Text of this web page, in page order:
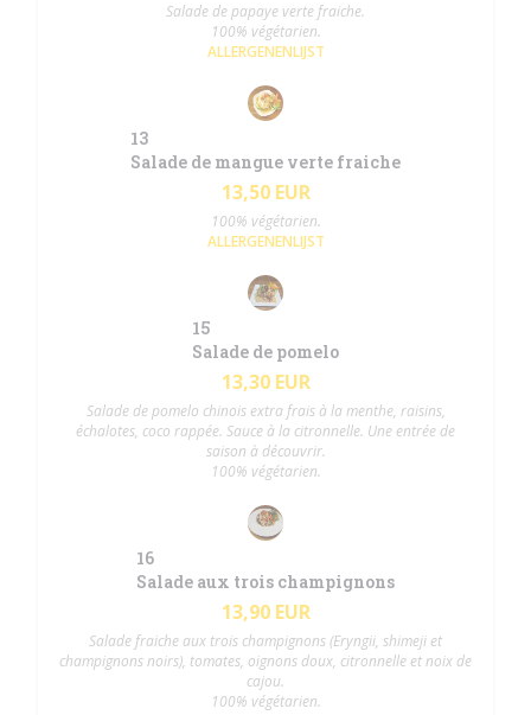
Salade de papaye verte fraiche.
100% végétarien.
ALLERGENENLIJST
13
Salade de mangue verte fraiche
13,50 EUR
100% végétarien.
ALLERGENENLIJST
15
Salade de pomelo
13,30 EUR
Salade de pomelo chinois extra frais à la menthe, raisins,
échalotes, coco rappée. Sauce à la citronnelle. Une entrée de
saison à découvrir.
100% végétarien.
16
Salade aux trois champignons
13,90 EUR
Salade fraiche aux trois champignons (Eryngii, shimeji et
champignons noirs), tomates, oignons doux, citronnelle et noix de
cajou.
100% végétarien.